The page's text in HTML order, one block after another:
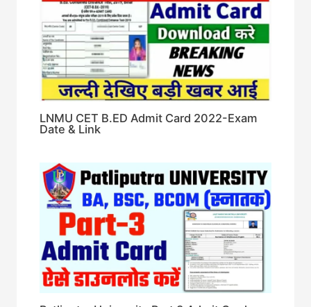
LNMU CET B.ED Admit Card 2022-Exam
Date & Link